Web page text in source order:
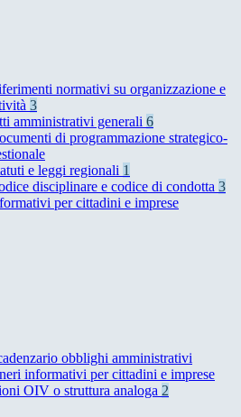
normativi su organizzazione e
3
amministrativi generali 6
di programmazione strategico-
e leggi regionali 1
disciplinare e codice di condotta 3
per cittadini e imprese
obblighi amministrativi
informativi per cittadini e imprese
OIV o struttura analoga 2